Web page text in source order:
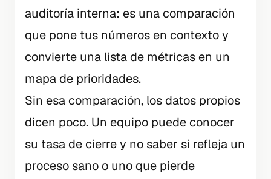
auditoría interna: es una comparación
que pone tus números en contexto y
convierte una lista de métricas en un
mapa de prioridades.
Sin esa comparación, los datos propios
dicen poco. Un equipo puede conocer
su tasa de cierre y no saber si refleja un
proceso sano o uno que pierde